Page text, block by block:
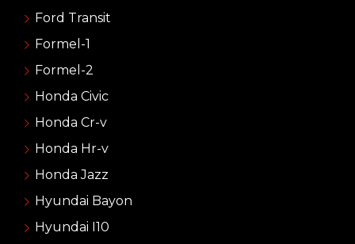
Ford Transit
Formel-1
Formel-2
Honda Civic
Honda Cr-v
Honda Hr-v
Honda Jazz
Hyundai Bayon
Hyundai I10